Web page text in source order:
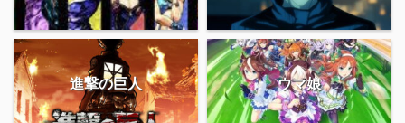
進撃の巨人 ウマ娘